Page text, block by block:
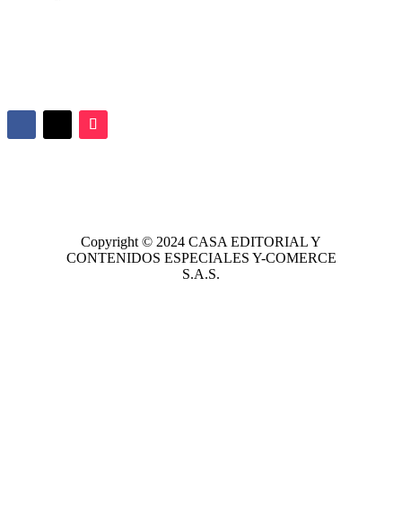
Copyright © 2024 CASA EDITORIALY
CONTENIDOS ESPECIALES Y-COMERCE
S.A.S.